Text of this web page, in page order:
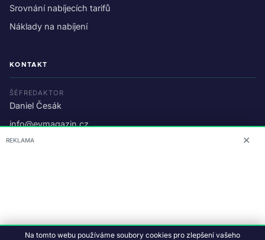
Srovnání nabíjecích tarifů
Náklady na nabíjení
KONTAKT
ŠÉFREDAKTOR
Daniel Česák
info@evmagazin.cz
O nás
© 2026 EV Magazin.Podmínky a ochrana dat.
REKLAMA ✕
Na tomto webu používáme soubory cookies pro zlepšení vašeho